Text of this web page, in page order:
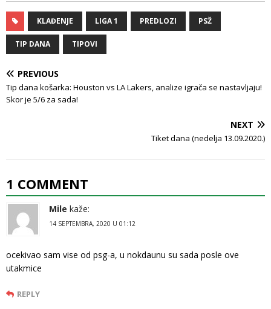
KLAĐENJE LIGA 1 PREDLOZI PSŽ
TIP DANA TIPOVI
PREVIOUS
Tip dana košarka: Houston vs LA Lakers, analize igrača se nastavljaju!
Skor je 5/6 za sada!
NEXT
Tiket dana (nedelja 13.09.2020.)
1 COMMENT
Mile kaže:
14 SEPTEMBRA, 2020 U 01:12
ocekivao sam vise od psg-a, u nokdaunu su sada posle ove
utakmice
REPLY